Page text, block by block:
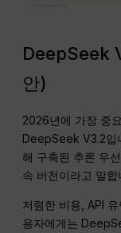
DeepSeek
안)
2026년에 가장 중
DeepSeek V3.2입
해 구축된 추론 우
속 버전이라고 말합
저렴한 비용, API
용자에게는